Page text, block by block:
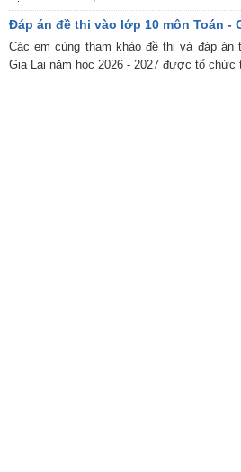
Đáp án đề thi vào lớp 10 môn Toán -
Các em cùng tham khảo đề thi và đáp án
Gia Lai năm học 2026 - 2027 được tổ chức